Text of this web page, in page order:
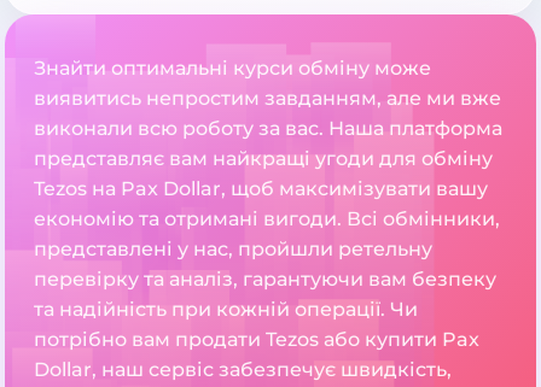
Знайти оптимальні курси обміну може
виявитись непростим завданням, але ми вже
виконали всю роботу за вас. Наша платформа
представляє вам найкращі угоди для обміну
Tezos на Pax Dollar, щоб максимізувати вашу
економію та отримані вигоди. Всі обмінники,
представлені у нас, пройшли ретельну
перевірку та аналіз, гарантуючи вам безпеку
та надійність при кожній операції. Чи
потрібно вам продати Tezos або купити Pax
Dollar, наш сервіс забезпечує швидкість,